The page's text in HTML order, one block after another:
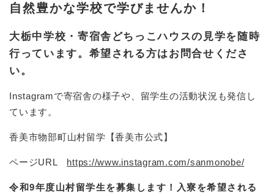
自然豊かな学校で学びませんか！
大栃中学校・寄宿舎どちっこハウスの見学を随時
行っています。希望される方はお問合せくださ
い。
Instagramで寄宿舎の様子や、留学生の活動状況も発信し
ています。
香美市物部町山村留学【香美市公式】
ページURL https://www.instagram.com/sanmonobe/
令和9年度山村留学生を募集します！入寮を希望される